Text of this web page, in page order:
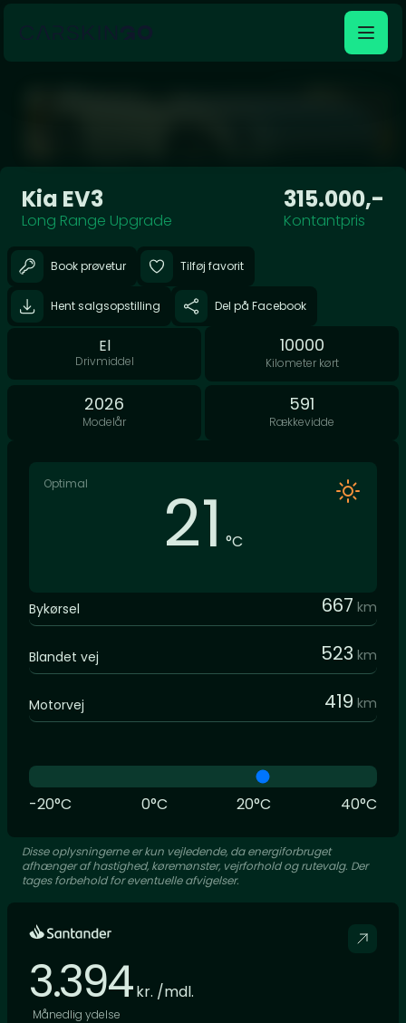
Kia EV3
Long Range Upgrade
315.000,-
Kontantpris
Book prøvetur Tilføj favorit
Hent salgsopstilling Del på Facebook
El
Drivmiddel
10000
Kilometer kørt
2026
Modelår
591
Rækkevidde
Optimal 21 °C
Bykørsel 667 km
Blandet vej 523 km
Motorvej 419 km
-20°C 0°C 20°C 40°C
Disse oplysningerne er kun vejledende, da energiforbruget
afhænger af hastighed, køremønster, vejrforhold og rutevalg. Der
tages forbehold for eventuelle afvigelser.
3.394kr. /mdl.
Månedlig ydelse